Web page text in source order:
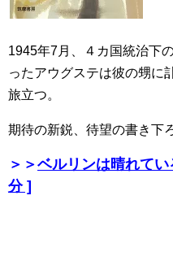
1945年7月、４カ国統治下
ったアウグステは彼の甥に
旅立つ。
期待の新鋭、待望の書き下
＞＞ベルリンは晴れて
分 ]